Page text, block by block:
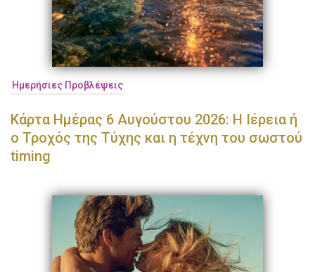
Ημερήσιες Προβλέψεις
Κάρτα Ημέρας 6 Αυγούστου 2026: Η Ιέρεια ή
ο Τροχός της Τύχης και η τέχνη του σωστού
timing